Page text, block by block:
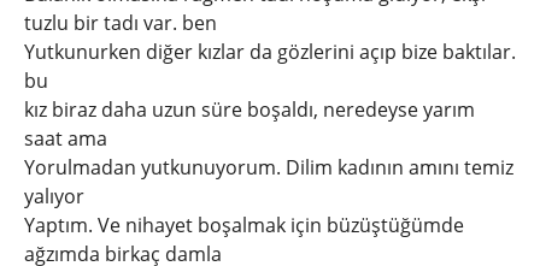
tuzlu bir tadı var. ben
Yutkunurken diğer kızlar da gözlerini açıp bize baktılar.
bu
kız biraz daha uzun süre boşaldı, neredeyse yarım
saat ama
Yorulmadan yutkunuyorum. Dilim kadının amını temiz
yalıyor
Yaptım. Ve nihayet boşalmak için büzüştüğümde
ağzımda birkaç damla